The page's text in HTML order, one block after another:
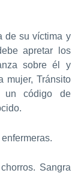
de su víctima y
apretar los
sobre él y
mujer, Tránsito
un código de
Sangra